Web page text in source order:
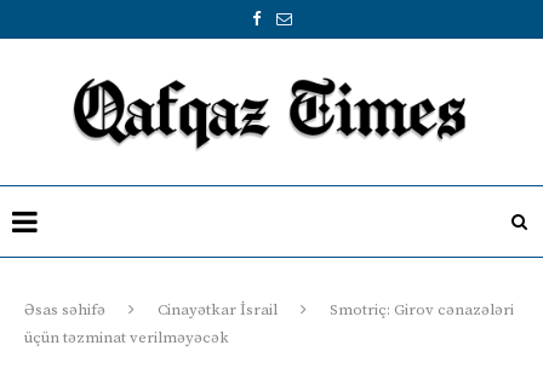
Əsas səhifə Cinayətkar İsrail
Smotriç: Girov cənazələri
üçün təzminat verilməyəcək